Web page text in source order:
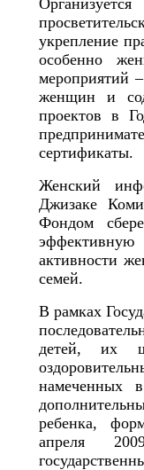
укрепление
особенно
мероприятий
женщин и
проектов в
сертификаты.
Женский
Джизаке
Фондом
активности
семей.
В рамках
детей, их
намеченных
ребенка,
апреля